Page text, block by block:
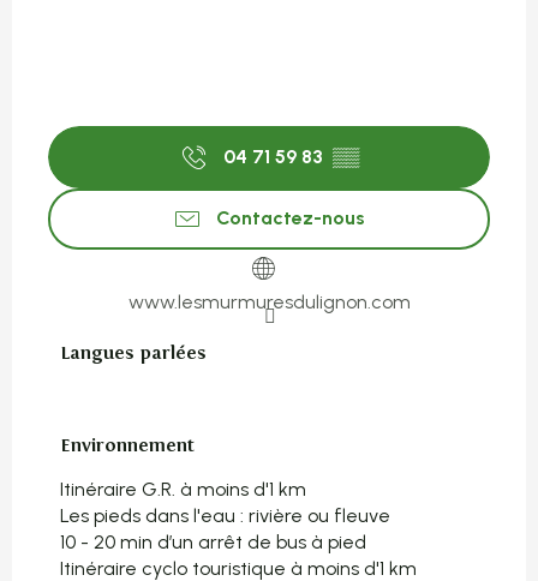
04 71 59 83 ▒▒
Contactez-nous
www.lesmurmuresdulignon.com
Langues parlées
Langues parlées
Environnement
Environnement
Itinéraire G.R. à moins d'1 km
Les pieds dans l'eau : rivière ou fleuve
10 - 20 min d’un arrêt de bus à pied
Itinéraire cyclo touristique à moins d'1 km